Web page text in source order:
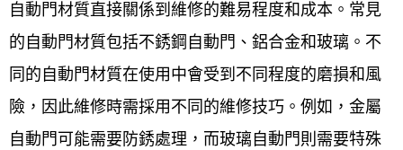
自動門材質直接關係到維修的難易程度和成本。常見
的自動門材質包括不銹鋼自動門、鋁合金和玻璃。不
同的自動門材質在使用中會受到不同程度的磨損和風
險，因此維修時需採用不同的維修技巧。例如，金屬
自動門可能需要防銹處理，而玻璃自動門則需要特殊